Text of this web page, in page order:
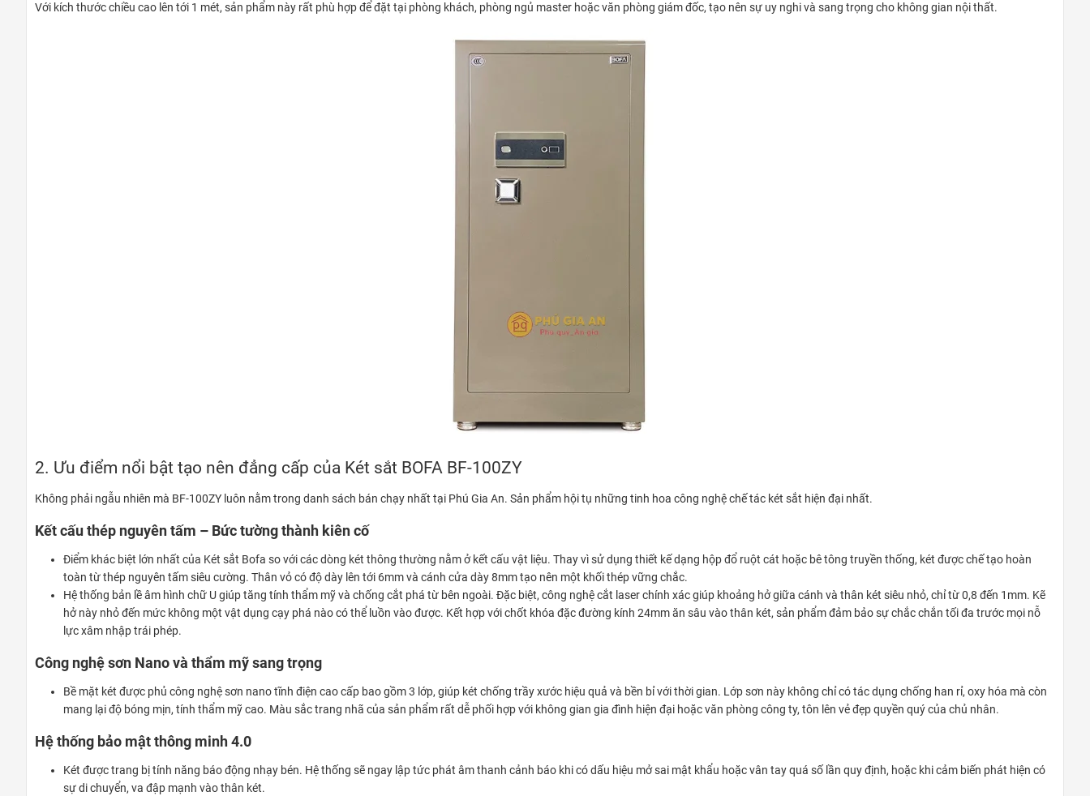
C10 Tập thể Thanh Xuân Bắc (mặt
Với kích thước chiều cao lên tới 1 mét, sản phẩm này rất phù hợp để đặt tại phòng khách, phòng ngủ master hoặc văn phòng giám đốc, tạo nên sự uy nghi và sang trọng cho không gian nội thất.
2. Ưu điểm nổi bật tạo nên đẳng cấp của Két sắt BOFA BF-100ZY
Không phải ngẫu nhiên mà BF-100ZY luôn nằm trong danh sách bán chạy nhất tại Phú Gia An. Sản phẩm hội tụ những tinh hoa công nghệ chế tác két sắt hiện đại nhất.
Kết cấu thép nguyên tấm – Bức tường thành kiên cố
Điểm khác biệt lớn nhất của Két sắt Bofa so với các dòng két thông thường nằm ở kết cấu vật liệu. Thay vì sử dụng thiết kế dạng hộp đổ ruột cát hoặc bê tông truyền thống, két được chế tạo hoàn
toàn từ thép nguyên tấm siêu cường. Thân vỏ có độ dày lên tới 6mm và cánh cửa dày 8mm tạo nên một khối thép vững chắc.
Hệ thống bản lề âm hình chữ U giúp tăng tính thẩm mỹ và chống cắt phá từ bên ngoài. Đặc biệt, công nghệ cắt laser chính xác giúp khoảng hở giữa cánh và thân két siêu nhỏ, chỉ từ 0,8 đến 1mm. Kẽ
hở này nhỏ đến mức không một vật dụng cạy phá nào có thể luồn vào được. Kết hợp với chốt khóa đặc đường kính 24mm ăn sâu vào thân két, sản phẩm đảm bảo sự chắc chắn tối đa trước mọi nỗ
lực xâm nhập trái phép.
Công nghệ sơn Nano và thẩm mỹ sang trọng
Bề mặt két được phủ công nghệ sơn nano tĩnh điện cao cấp bao gồm 3 lớp, giúp két chống trầy xước hiệu quả và bền bỉ với thời gian. Lớp sơn này không chỉ có tác dụng chống han rỉ, oxy hóa mà còn
mang lại độ bóng mịn, tính thẩm mỹ cao. Màu sắc trang nhã của sản phẩm rất dễ phối hợp với không gian gia đình hiện đại hoặc văn phòng công ty, tôn lên vẻ đẹp quyền quý của chủ nhân.
Hệ thống bảo mật thông minh 4.0
Két được trang bị tính năng báo động nhạy bén. Hệ thống sẽ ngay lập tức phát âm thanh cảnh báo khi có dấu hiệu mở sai mật khẩu hoặc vân tay quá số lần quy định, hoặc khi cảm biến phát hiện có
sự di chuyển, va đập mạnh vào thân két.